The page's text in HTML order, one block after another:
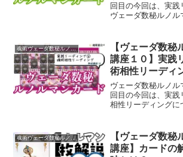
回目の今回は、実
ヴェーダ数秘ルノル
きの心構えについて
魂術ヴェーダ数秘ルノルマンカード
【ヴェーダ数秘
講座１０】実践
術相性リーディ
ヴェーダ数秘ルノル
回目の今回は、実
相性リーディングに
魂術ヴェーダ数秘ルノルマンカード
【ヴェーダ数秘
講座】カードの